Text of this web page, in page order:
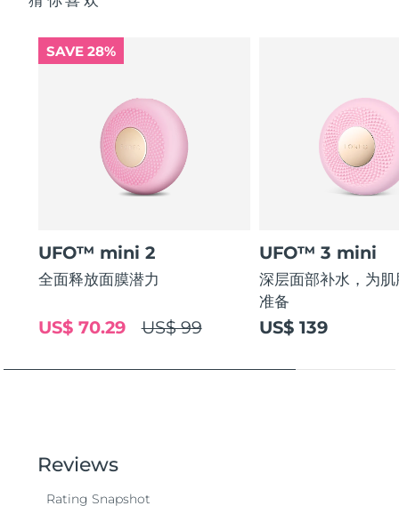
SAVE 28%
UFO™ mini 2
全面释放面膜潜力
US$ 99
US$ 70.29
UFO™ 3 mini
深层面部补水，为
准备
US$ 139